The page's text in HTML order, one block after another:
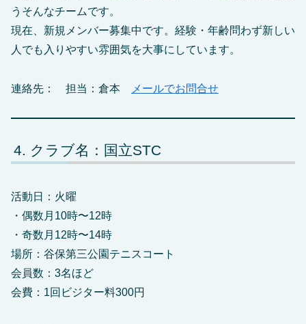
うそんなチームです。
現在、新規メンバー募集中です。経験・年齢問わず新しい
人でも入りやすい雰囲気を大事にしています。
連絡先： 担当：倉本 メールでお問合せ
クラブ名：国立STC
活動日：火曜
・偶数月10時〜12時
・奇数月12時〜14時
場所：谷保第三公園テニスコート
会員数：3名ほど
会費：1回ビジター料300円